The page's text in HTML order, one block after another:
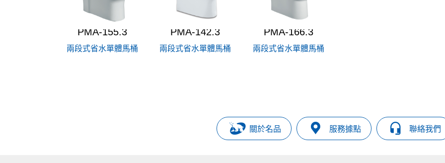
PMA-155.3
兩段式省水單體馬桶
PMA-142.3
兩段式省水單體馬桶
PMA-166.3
兩段式省水單體馬桶
關於名品 服務據點 聯絡我們